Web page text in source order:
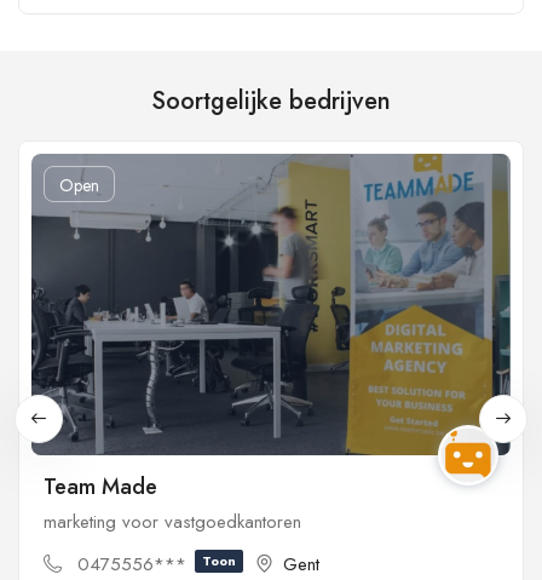
Soortgelijke bedrijven
Open
Team Made
marketing voor vastgoedkantoren
0475556***
Toon Gent